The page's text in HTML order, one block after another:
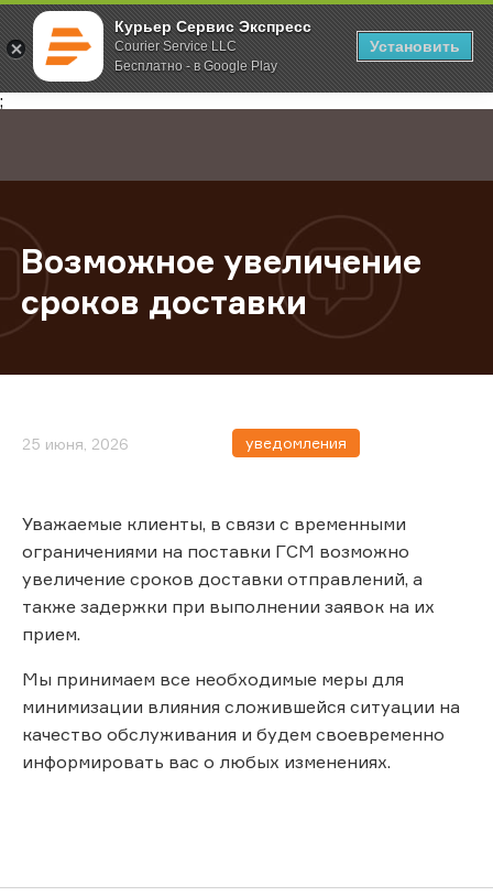
Курьер Сервис Экспресс
Courier Service LLC
Бесплатно - в Google Play
Установить
;
Главная О компании Новости Возможное увеличение сроков
Возможное увеличение
сроков доставки
25 июня, 2026 уведомления
Уважаемые клиенты, в связи с временными
ограничениями на поставки ГСМ возможно
увеличение сроков доставки отправлений, а
также задержки при выполнении заявок на их
прием.
Мы принимаем все необходимые меры для
минимизации влияния сложившейся ситуации на
качество обслуживания и будем своевременно
информировать вас о любых изменениях.